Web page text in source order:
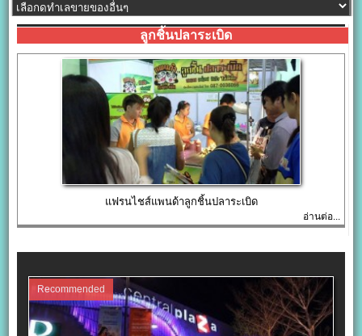
ลูกชิ้นปลาระเบิด
แฟรนไชส์แพนด้าลูกชิ้นปลาระเบิด
อ่านต่อ...
Recommended